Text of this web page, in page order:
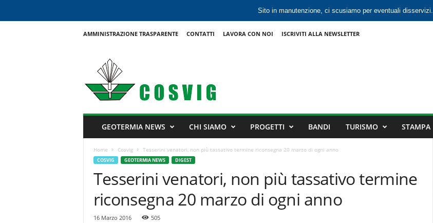
Sito in manutenzione, ci scusiamo per eventuali disservizi.
AMMINISTRAZIONE TRASPARENTE CONTATTI LAVORA CON NOI ISCRIVITI ALLA NEWSLETTER
GEOTERMIA NEWS CHI SIAMO PROGETTI BANDI TURISMO STAMPA
Home Cosvig Tesserini venatori, non più tassativo termine riconsegna 20 marzo di ogni anno
COSVIG GEOTERMIA NEWS DIGEST
Tesserini venatori, non più tassativo termine
riconsegna 20 marzo di ogni anno
16 Marzo 2016 505